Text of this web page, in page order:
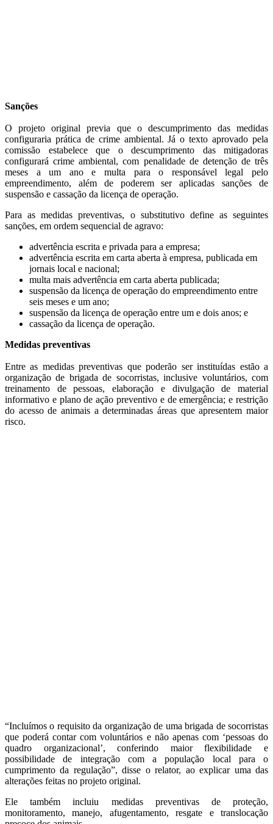
Sanções
O projeto original previa que o descumprimento das medidas
configuraria prática de crime ambiental. Já o texto aprovado pela
comissão estabelece que o descumprimento das mitigadoras
configurará crime ambiental, com penalidade de detenção de três
meses a um ano e multa para o responsável legal pelo
empreendimento, além de poderem ser aplicadas sanções de
suspensão e cassação da licença de operação.
Para as medidas preventivas, o substitutivo define as seguintes
sanções, em ordem sequencial de agravo:
advertência escrita e privada para a empresa;
advertência escrita em carta aberta à empresa, publicada em
jornais local e nacional;
multa mais advertência em carta aberta publicada;
suspensão da licença de operação do empreendimento entre
seis meses e um ano;
suspensão da licença de operação entre um e dois anos; e
cassação da licença de operação.
Medidas preventivas
Entre as medidas preventivas que poderão ser instituídas estão a
organização de brigada de socorristas, inclusive voluntários, com
treinamento de pessoas, elaboração e divulgação de material
informativo e plano de ação preventivo e de emergência; e restrição
do acesso de animais a determinadas áreas que apresentem maior
risco.
“Incluímos o requisito da organização de uma brigada de socorristas
que poderá contar com voluntários e não apenas com ‘pessoas do
quadro organizacional’, conferindo maior flexibilidade e
possibilidade de integração com a população local para o
cumprimento da regulação”, disse o relator, ao explicar uma das
alterações feitas no projeto original.
Ele também incluiu medidas preventivas de proteção,
monitoramento, manejo, afugentamento, resgate e translocação